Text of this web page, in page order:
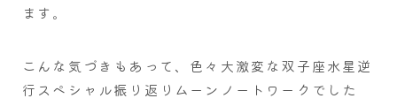
ます。
こんな気づきもあって、色々大激変な双子座水星逆
行スペシャル振り返りムーンノートワークでした